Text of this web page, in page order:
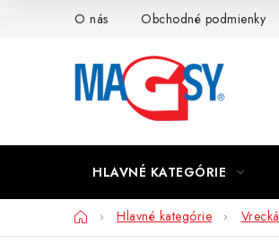
O nás Obchodné podmienky
HLAVNÉ KATEGÓRIE
DomovHlavné kategórie Vrecká